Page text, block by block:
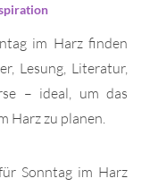
im Harz finden
Lesung, Literatur,
– ideal, um das
Harz zu planen.
Sonntag im Harz